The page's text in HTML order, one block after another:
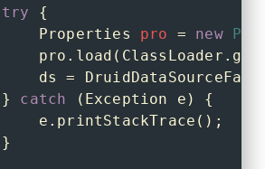
try {
Properties
pro = new
ds =
}
catch (Exception e) {
e.printStackTrace();